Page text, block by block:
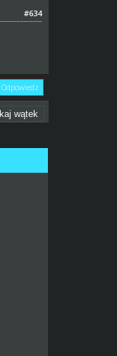
#634
Odpowiedz